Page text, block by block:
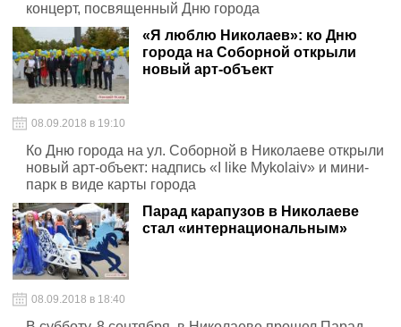
концерт, посвященный Дню города
«Я люблю Николаев»: ко Дню
города на Соборной открыли
новый арт-объект
08.09.2018 в 19:10
Ко Дню города на ул. Соборной в Николаеве открыли
новый арт-объект: надпись «I like Mykolaiv» и мини-
парк в виде карты города
Парад карапузов в Николаеве
стал «интернациональным»
08.09.2018 в 18:40